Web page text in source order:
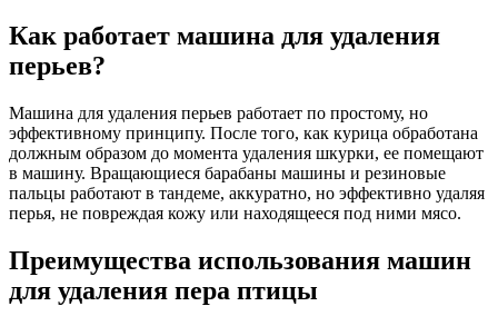
Как работает машина для удаления
перьев?
Машина для удаления перьев работает по простому, но
эффективному принципу. После того, как курица обработана
должным образом до момента удаления шкурки, ее помещают
в машину. Вращающиеся барабаны машины и резиновые
пальцы работают в тандеме, аккуратно, но эффективно удаляя
перья, не повреждая кожу или находящееся под ними мясо.
Преимущества использования машин
для удаления пера птицы